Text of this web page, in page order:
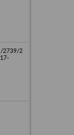
2739/2